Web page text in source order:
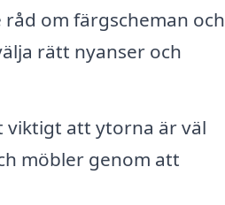
om färgscheman och
rätt nyanser och
viktigt att ytorna är väl
möbler genom att